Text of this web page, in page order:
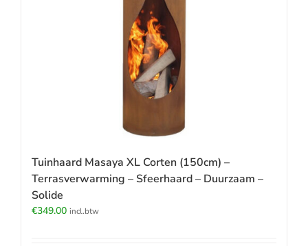
Tuinhaard Masaya XL Corten (150cm) –
Terrasverwarming – Sfeerhaard – Duurzaam –
Solide
€349.00 incl.btw